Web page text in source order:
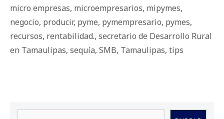
micro empresas, microempresarios, mipymes,
negocio, producir, pyme, pymempresario, pymes,
recursos, rentabilidad., secretario de Desarrollo Rural
en Tamaulipas, sequía, SMB, Tamaulipas, tips